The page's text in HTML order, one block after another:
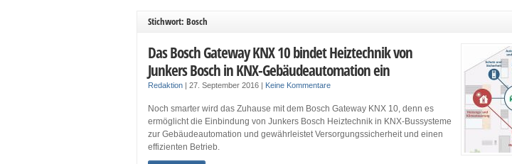
Stichwort: Bosch
Das Bosch Gateway KNX 10 bindet Heiztechnik von
Junkers Bosch in KNX-Gebäudeautomation ein
Redaktion | 27. September 2016 | Keine Kommentare
Noch smarter wird das Zuhause mit dem Bosch Gateway KNX 10, denn es
ermöglicht die Einbindung von Junkers Bosch Heiztechnik in KNX-Bussysteme
zur Gebäudeautomation und gewährleistet Versorgungssicherheit und einen
effizienten Betrieb.